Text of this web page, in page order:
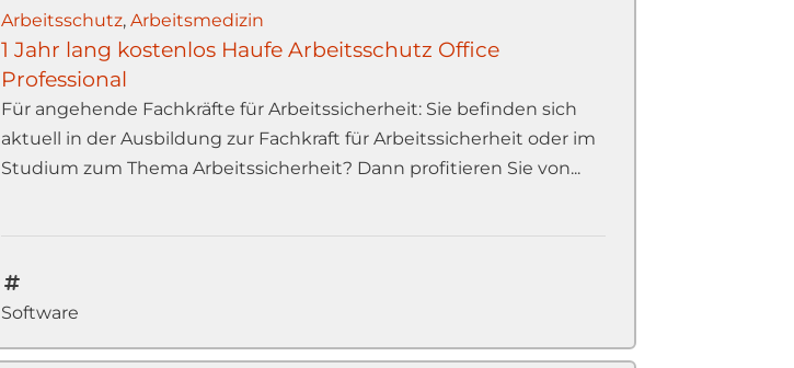
Arbeitsschutz, Arbeitsmedizin
1 Jahr lang kostenlos Haufe Arbeitsschutz Office
Professional
Für angehende Fachkräfte für Arbeitssicherheit: Sie befinden sich
aktuell in der Ausbildung zur Fachkraft für Arbeitssicherheit oder im
Studium zum Thema Arbeitssicherheit? Dann profitieren Sie von...
Software